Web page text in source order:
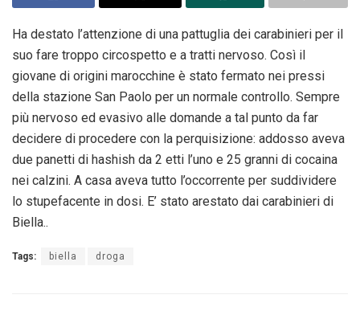
Ha destato l’attenzione di una pattuglia dei carabinieri per il
suo fare troppo circospetto e a tratti nervoso. Così il
giovane di origini marocchine è stato fermato nei pressi
della stazione San Paolo per un normale controllo. Sempre
più nervoso ed evasivo alle domande a tal punto da far
decidere di procedere con la perquisizione: addosso aveva
due panetti di hashish da 2 etti l’uno e 25 granni di cocaina
nei calzini. A casa aveva tutto l’occorrente per suddividere
lo stupefacente in dosi. E’ stato arestato dai carabinieri di
Biella..
Tags: biella droga